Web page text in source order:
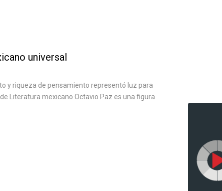
universal
y riqueza de pensamiento representó luz para
Literatura mexicano Octavio Paz es una figura